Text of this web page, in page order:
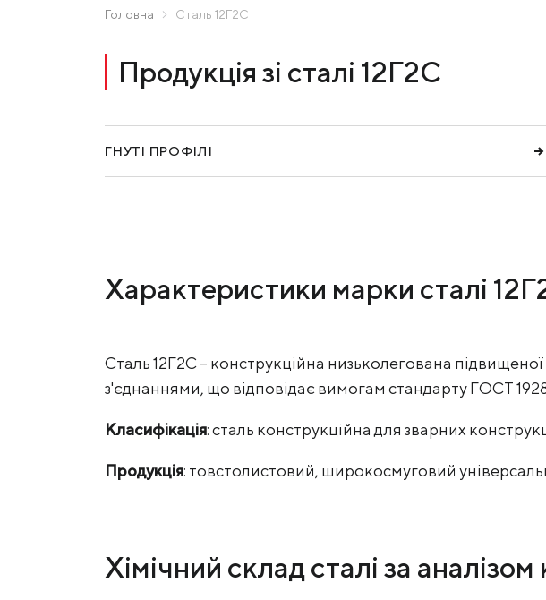
Юністіл
Головна Сталь 12Г2С
Продукція зі сталі 12Г2С
ГНУТІ ПРОФІЛІ
Характеристики марки сталі
Сталь 12Г2С – конструкційна низьколегована
з'єднаннями, що відповідає вимогам стандарту ГОСТ
Класифікація: сталь конструкційна для зварних
Продукція: товстолистовий, широкосмуговий
Хімічний склад сталі за